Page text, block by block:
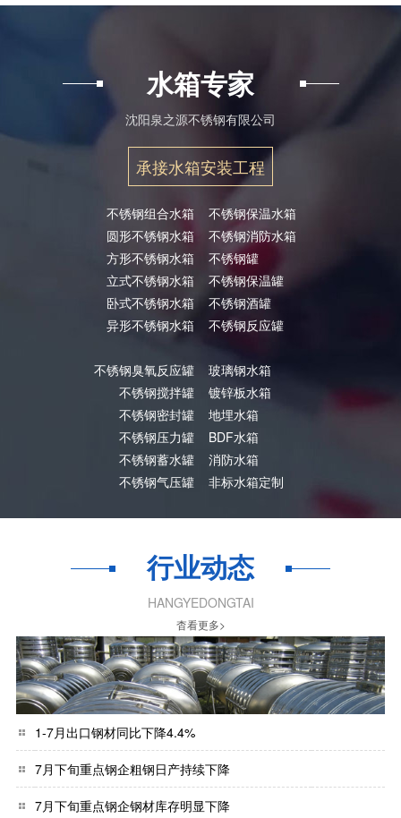
水箱专家
沈阳泉之源不锈钢有限公司
承接水箱安装工程
不锈钢组合水箱
圆形不锈钢水箱
方形不锈钢水箱
立式不锈钢水箱
卧式不锈钢水箱
异形不锈钢水箱
不锈钢臭氧反应罐
不锈钢搅拌罐
不锈钢密封罐
不锈钢压力罐
不锈钢蓄水罐
不锈钢气压罐
不锈钢保温水箱
不锈钢消防水箱
不锈钢罐
不锈钢保温罐
不锈钢酒罐
不锈钢反应罐
玻璃钢水箱
镀锌板水箱
地埋水箱
BDF水箱
消防水箱
非标水箱定制
行业动态
HANGYEDONGTAI
杳看更多>
1-7月出口钢材同比下降4.4%
7月下旬重点钢企粗钢日产持续下降
7月下旬重点钢企钢材库存明显下降